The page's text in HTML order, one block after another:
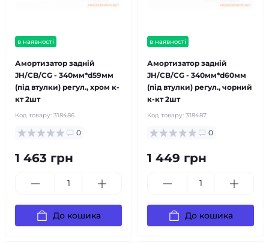
в наявності
Амортизатор задній
JH/CB/CG - 340мм*d59мм
(під втулки) регул., хром к-
кт 2шт
Код товару: 318486
0
1 463 грн
До кошика
в наявності
Амортизатор задній
JH/CB/CG - 340мм*d60мм
(під втулки) регул., чорний
к-кт 2шт
Код товару: 318487
0
1 449 грн
До кошика